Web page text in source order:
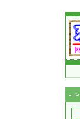
-=>